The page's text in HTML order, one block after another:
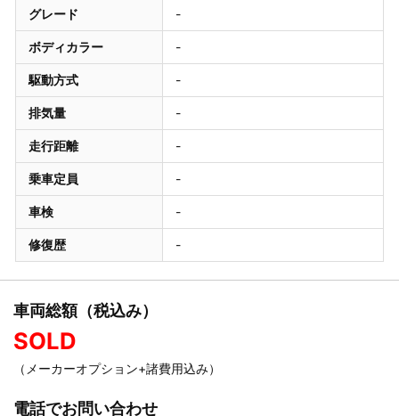
グレード -
ボディカラー -
駆動方式 -
排気量 -
走行距離 -
乗車定員 -
車検 -
修復歴 -
車両総額（税込み）
SOLD
（メーカーオプション+諸費用込み）
電話でお問い合わせ